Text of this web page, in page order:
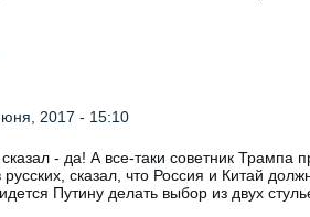
2017 - 15:10
- да! А все-таки советник Трампа
сказал, что Россия и Китай
Путину делать выбор из двух